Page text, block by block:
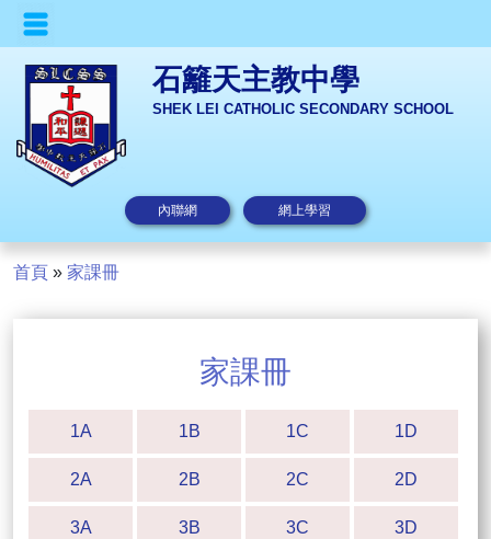
石籬天主教中學
SHEK LEI CATHOLIC SECONDARY SCHOOL
內聯網 網上學習
首頁 » 家課冊
家課冊
1A 1B 1C 1D
2A 2B 2C 2D
3A 3B 3C 3D